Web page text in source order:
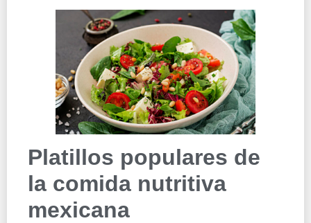
Platillos populares de
la comida nutritiva
mexicana